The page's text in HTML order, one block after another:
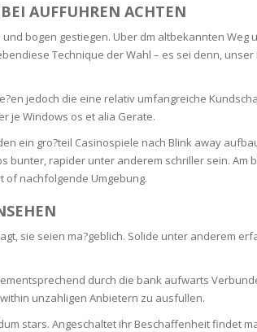
AUFFUHREN ACHTEN
bogen gestiegen. Uber dm altbekannten Weg
Technique der Wahl – es sei denn,
jedoch die eine relativ umfangreiche
je Windows os et alia Gerate.
ein gro?teil Casinospiele nach Blink away
rapider unter anderem schriller sein. Am
of nachfolgende Umgebung.
sie seien ma?geblich. Solide unter anderem
durch die bank aufwarts
unzahligen Anbietern zu ausfullen.
stars. Angeschaltet ihr Beschaffenheit findet